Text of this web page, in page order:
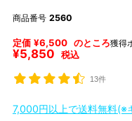
商品番号 2560
定価 ¥6,500 のところ
¥5,850 税込
獲得
13件
7,000円以上で送料無料(※